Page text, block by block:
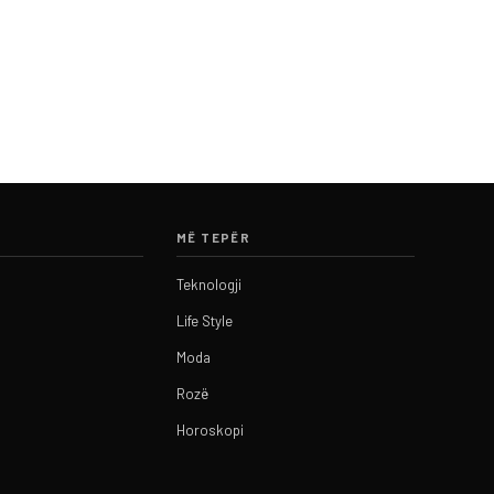
MË TEPËR
Teknologji
Life Style
Moda
Rozë
Horoskopi